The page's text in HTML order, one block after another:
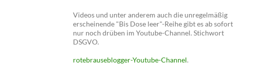
Videos und unter anderem auch die unregelmäßig
erscheinende "Bis Dose leer"-Reihe gibt es ab sofort
nur noch drüben im Youtube-Channel. Stichwort
DSGVO.
rotebrauseblogger-Youtube-Channel.